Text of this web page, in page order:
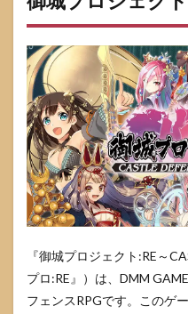
『御城プロジェクト:RE～
プロ:RE』）は、DMM
フェンスRPGです。このゲ